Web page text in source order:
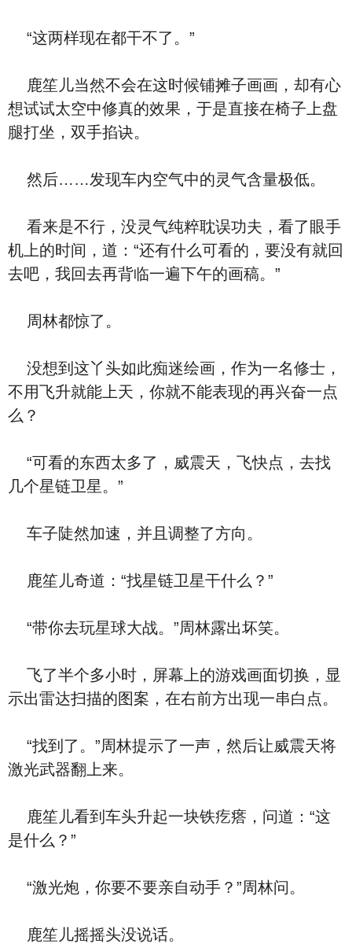
“这两样现在都干不了。”
鹿笙儿当然不会在这时候铺摊子画画，却有心
想试试太空中修真的效果，于是直接在椅子上盘
腿打坐，双手掐诀。
然后……发现车内空气中的灵气含量极低。
看来是不行，没灵气纯粹耽误功夫，看了眼手
机上的时间，道：“还有什么可看的，要没有就回
去吧，我回去再背临一遍下午的画稿。”
周林都惊了。
没想到这丫头如此痴迷绘画，作为一名修士，
不用飞升就能上天，你就不能表现的再兴奋一点
么？
“可看的东西太多了，威震天，飞快点，去找
几个星链卫星。”
车子陡然加速，并且调整了方向。
鹿笙儿奇道：“找星链卫星干什么？”
“带你去玩星球大战。”周林露出坏笑。
飞了半个多小时，屏幕上的游戏画面切换，显
示出雷达扫描的图案，在右前方出现一串白点。
“找到了。”周林提示了一声，然后让威震天将
激光武器翻上来。
鹿笙儿看到车头升起一块铁疙瘩，问道：“这
是什么？”
“激光炮，你要不要亲自动手？”周林问。
鹿笙儿摇摇头没说话。